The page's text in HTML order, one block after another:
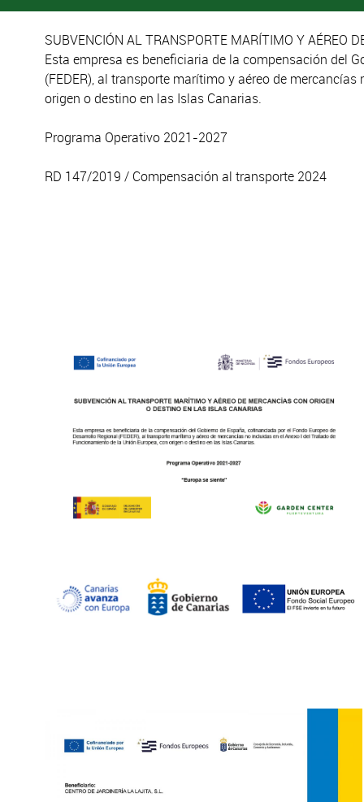
SUBVENCIÓN AL TRANSPORTE MARÍTIMO Y AÉREO
Esta empresa es beneficiaria de la compensación del
(FEDER), al transporte marítimo y aéreo de
origen o destino en las Islas Canarias.
Programa Operativo 2021-2027
RD 147/2019 / Compensación al transporte 2024